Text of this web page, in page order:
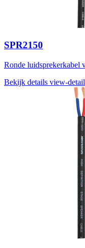
SPR2150
Ronde luidsprekerkabel
Bekijk details view-